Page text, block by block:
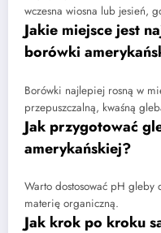
wczesna wiosna lub jesień,
Jakie miejsce jest
borówki
Borówki najlepiej rosną w
przepuszczalną, kwaśną
Jak przygotować
amerykańskiej?
Warto dostosować pH
materię organiczną.
Jak krok po kroku